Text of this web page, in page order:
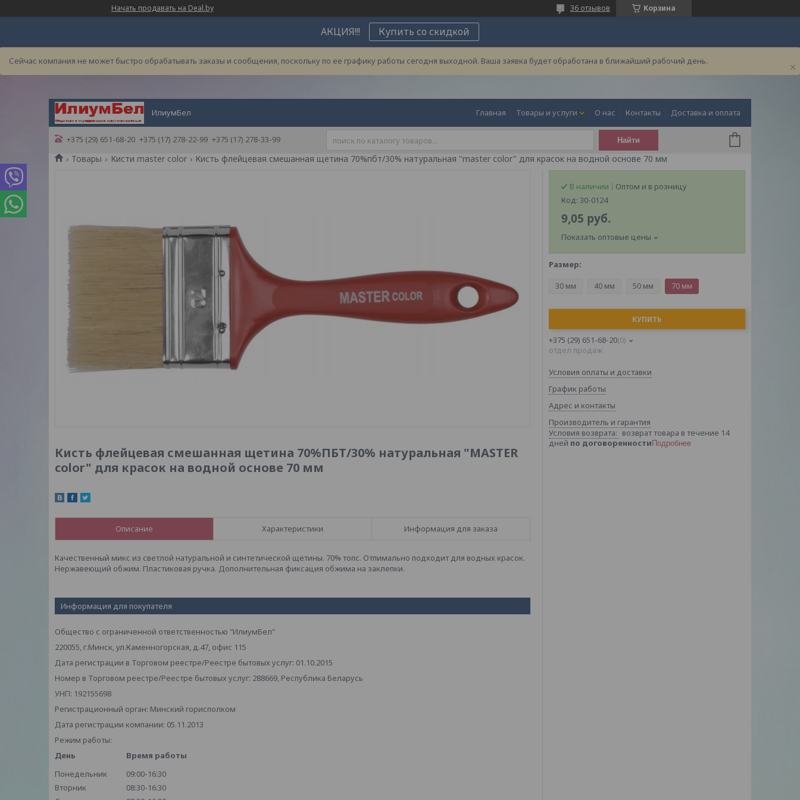
Начать продавать на Deal.by Корзина
36 отзывов
АКЦИЯ!!! Купить со скидкой
Сейчас компания не может быстро обрабатывать заказы и сообщения, поскольку по ее графику работы сегодня выходной. Ваша заявка будет обработана в ближайший рабочий день.
ИлиумБел Главная Товары и услуги О нас Контакты Доставка и оплата
+375 (29) 651-68-20 +375 (17) 278-22-99 +375 (17) 278-33-99 Найти
Товары Кисти master color Кисть флейцевая смешанная щетина 70%пбт/30% натуральная "master color" для красок на водной основе 70 мм
Кисть флейцевая смешанная щетина 70%ПБТ/30% натуральная "MASTER
color" для красок на водной основе 70 мм
Описание Характеристики Информация для заказа
Качественный микс из светлой натуральной и синтетической щетины. 70% топс. Отпимально подходит для водных красок.
Нержавеющий обжим. Пластиковая ручка. Дополнительная фиксация обжима на заклепки.
Информация для покупателя
Общество с ограниченной ответственностью "ИлиумБел"
220055, г.Минск, ул.Каменногорская, д.47, офис 115
Дата регистрации в Торговом реестре/Реестре бытовых услуг: 01.10.2015
Номер в Торговом реестре/Реестре бытовых услуг: 288669, Республика Беларусь
УНП: 192155698
Регистрационный орган: Минский горисполком
Дата регистрации компании: 05.11.2013
Режим работы:
День
Время работы
Понедельник
09:00-16:30
Вторник
08:30-16:30
В наличии
Оптом и в розницу
Код: 30-0124
9,05 руб.
Показать оптовые цены
Размер:
30 мм 40 мм 50 мм 70 мм
КУПИТЬ
+375 (29) 651-68-20 0
отдел продаж
Условия оплаты и доставки
График работы
Адрес и контакты
Производитель и гарантия
возврат товара в течение 14
дней по договоренности Подробнее